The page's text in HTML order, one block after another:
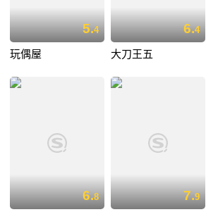
5.4
玩偶屋
6.4
大刀王五
6.8 7.9